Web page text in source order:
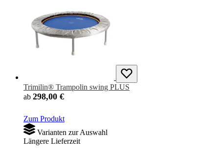
Trimilin® Trampolin swing PLUS
ab 298,00 €
Zum Produkt
Varianten zur Auswahl
Längere Lieferzeit